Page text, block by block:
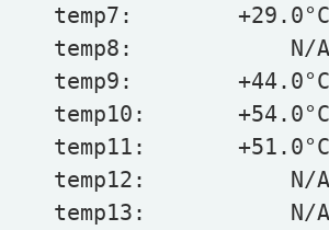
temp7:
temp8: N/
temp9:
temp10:
temp11:
temp12: N/
temp13: N/